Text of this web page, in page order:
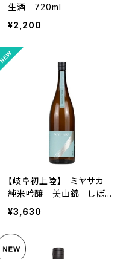
生酒 720ml
¥2,200
【岐阜初上陸】 ミヤサカ
純米吟醸 美山錦 しぼり
たて生原酒 1.8L
¥3,630